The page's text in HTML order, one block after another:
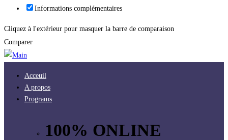
Informations complémentaires
Cliquez à l'extérieur pour masquer la barre de comparaison
Comparer
Acceuil
A propos
Programs
100% ONLINE